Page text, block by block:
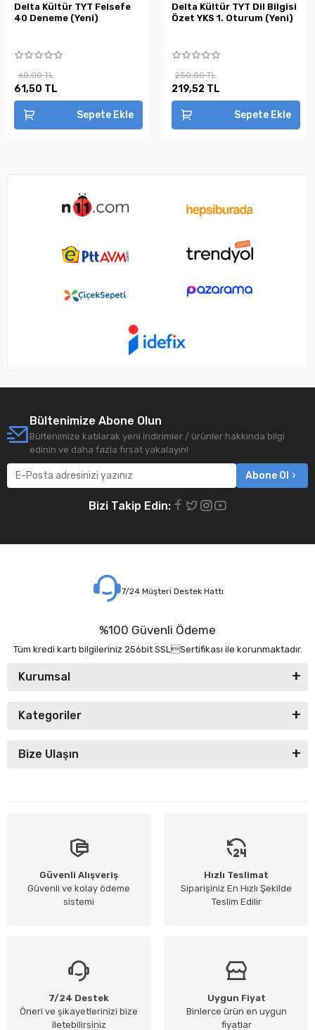
Delta Kültür TYT Felsefe
40 Deneme (Yeni)
60,00 TL
61,50 TL
Sepete Ekle
Delta Kültür TYT Dil Bilgisi
Özet YKS 1. Oturum (Yeni)
250,00 TL
219,52 TL
Sepete Ekle
Bültenimize Abone Olun
Bültenimize katılarak yeni indirimler / ürünler hakkında bilgi
edinin ve daha fazla fırsat yakalayın!
Abone Ol
Bizi Takip Edin:
7/24 Müşteri Destek Hattı
%100 Güvenli Ödeme
Tüm kredi kartı bilgileriniz 256bit SSLSertifikası ile korunmaktadır.
Kurumsal
Kategoriler
Bize Ulaşın
Güvenli Alışveriş
Güvenli ve kolay ödeme
sistemi
Hızlı Teslimat
Siparişiniz En Hızlı Şekilde
Teslim Edilir
7/24 Destek
Öneri ve şikayetlerinizi bize
iletebilirsiniz
Uygun Fiyat
Binlerce ürün en uygun
fiyatlar